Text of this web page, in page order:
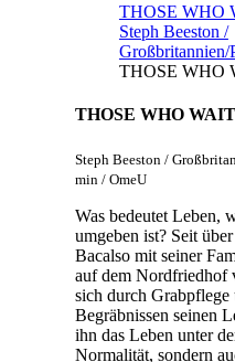
THOSE WHO
Steph Beeston /
THOSE WHO
THOSE WHO WAIT
Steph Beeston /
min / OmeU
Was bedeutet Leben,
umgeben ist? Seit
Bacalso mit seiner
auf dem Nordfriedhof
sich durch
Begräbnissen seinen
ihn das Leben unter
Normalität, sondern